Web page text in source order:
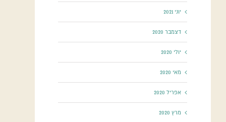
יוני 2021
דצמבר 2020
יולי 2020
מאי 2020
אפריל 2020
מרץ 2020